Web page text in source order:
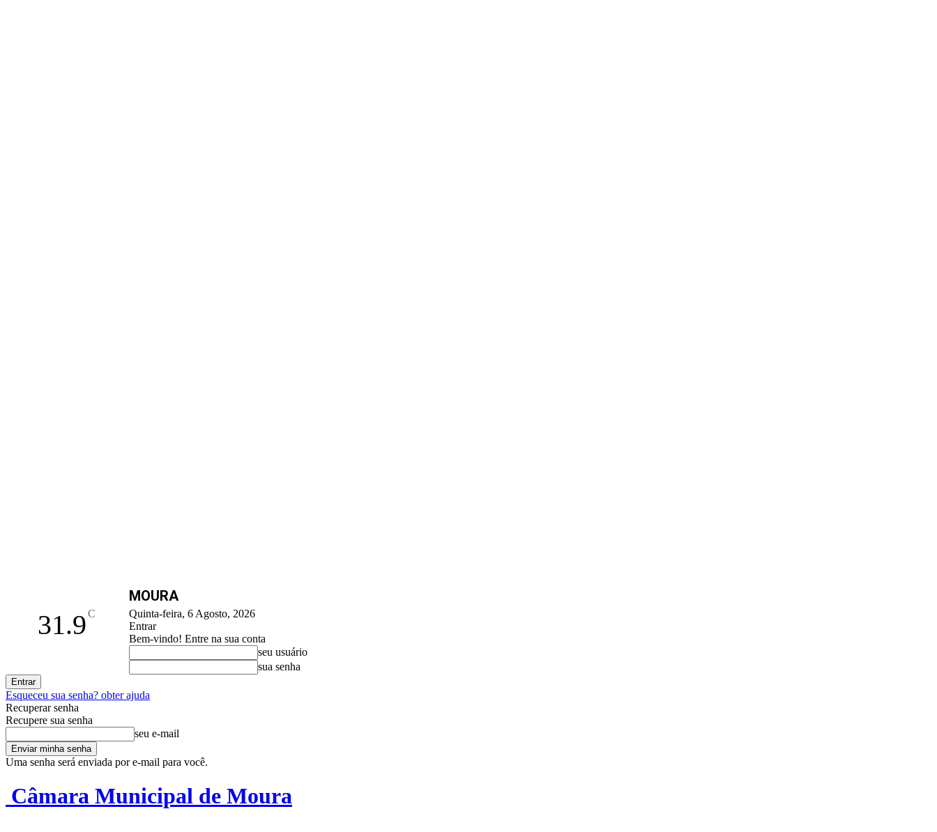
31.9C
MOURA
Quinta-feira, 6 Agosto, 2026
Entrar
Bem-vindo! Entre na sua conta
seu usuário
sua senha
Esqueceu sua senha? obter ajuda
Recuperar senha
Recupere sua senha
seu e-mail
Uma senha será enviada por e-mail para você.
Câmara Municipal de Moura